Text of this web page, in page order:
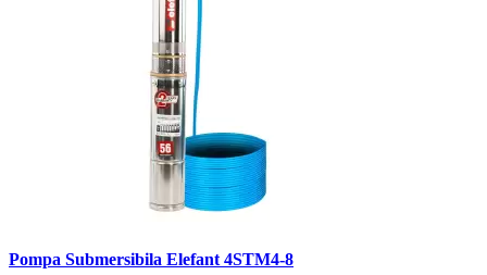
Pompa Submersibila Elefant 4STM4-8